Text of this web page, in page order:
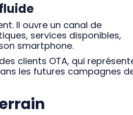
Il ouvre un canal de
services disponibles,
smartphone.
clients OTA, qui
les futures campagnes